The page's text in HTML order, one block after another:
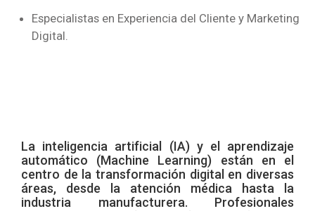
Especialistas en Experiencia del Cliente y Marketing
Digital.
La inteligencia artificial (IA) y el aprendizaje
automático (Machine Learning) están en el
centro de la transformación digital en diversas
áreas, desde la atención médica hasta la
industria manufacturera. Profesionales